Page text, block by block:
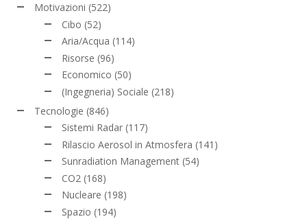
Motivazioni (522)
Cibo (52)
Aria/Acqua (114)
Risorse (96)
Economico (50)
(Ingegneria) Sociale (218)
Tecnologie (846)
Sistemi Radar (117)
Rilascio Aerosol in Atmosfera (141)
Sunradiation Management (54)
CO2 (168)
Nucleare (198)
Spazio (194)